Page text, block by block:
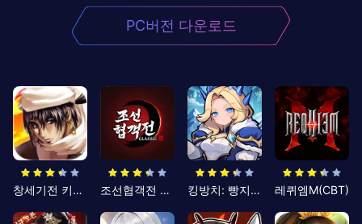
PC버전 다운로드
창세기전 키우기 조선협객전 클래식 킹방치: 빵지의 제왕 레퀴엠M(CBT)